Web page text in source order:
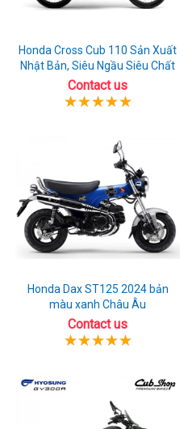
Honda Cross Cub 110 Sản Xuất
Nhật Bản, Siêu Ngầu Siêu Chất
Contact us
Honda Dax ST125 2024 bản
màu xanh Châu Âu
Contact us